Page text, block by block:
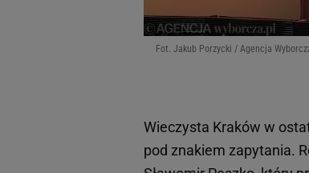
Fot. Jakub Porzycki / Agencja
Wieczysta Kraków w
pod znakiem zapytania.